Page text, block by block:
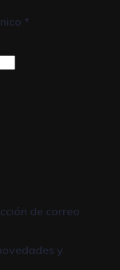
*
de correo
y